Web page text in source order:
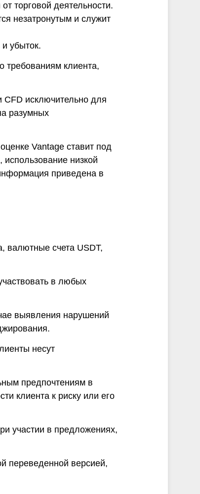
торговой деятельности.
незатронутым и служит
убыток.
требованиям клиента,
CFD исключительно для
разумных
Vantage ставит под
низкой
приведена в
валютные счета USDT,
в любых
выявления нарушений
несут
предпочтениям в
клиента к риску или его
участии в предложениях,
переведенной версией,